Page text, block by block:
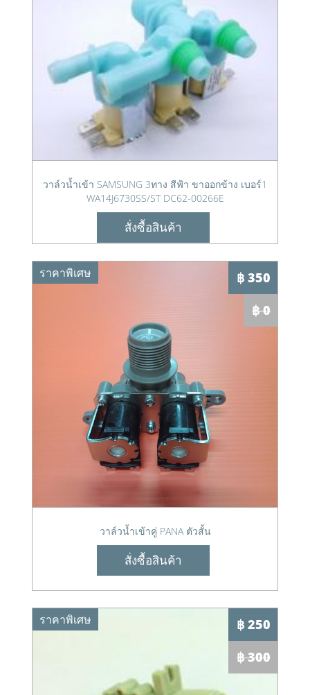
วาล์วน้ำเข้า SAMSUNG 3ทาง สีฟ้า ขาออกข้าง เบอร์1
WA14J6730SS/ST DC62-00266E
สั่งซื้อสินค้า
ราคาพิเศษ
฿ 0
฿ 350
วาล์วน้ำเข้าคู่ PANA ตัวสั้น
สั่งซื้อสินค้า
ราคาพิเศษ
฿ 300
฿ 250